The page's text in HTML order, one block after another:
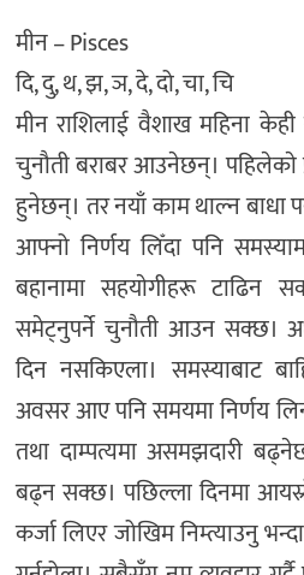
मीन – Pisces
दि, दु, थ, झ, ञ, दे, दो, चा, चि
मीन राशिलाई वैशाख महिना
चुनौती बराबर आउनेछन्। पहिलेकाे
हुनेछन्। तर नयाँ काम थाल्न बाधा
आफ्नो निर्णय लिँदा पनि
बहानामा सहयाेगीहरू
समेट्नुपर्ने चुनौती आउन सक्छ।
दिन नसकिएला। समस्याबाट
अवसर आए पनि समयमा निर्णय
तथा दाम्पत्यमा असमझदारी
बढ्न सक्छ। पछिल्ला दिनमा
कर्जा लिएर जोखिम निम्त्याउनु